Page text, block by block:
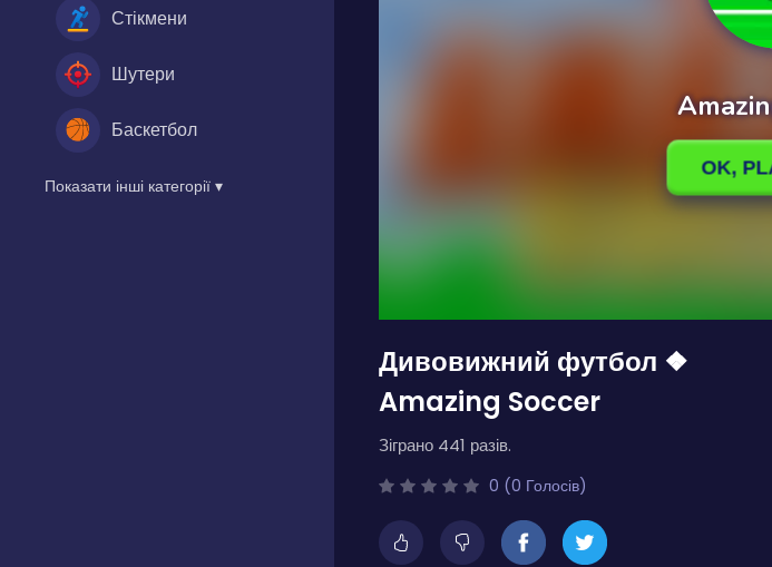
Стікмени
Шутери
Баскетбол
Показати інші категорії ▾
Дивовижний футбол ❖
Amazing Soccer
Зіграно 441 разів.
0 (0 Голосів)